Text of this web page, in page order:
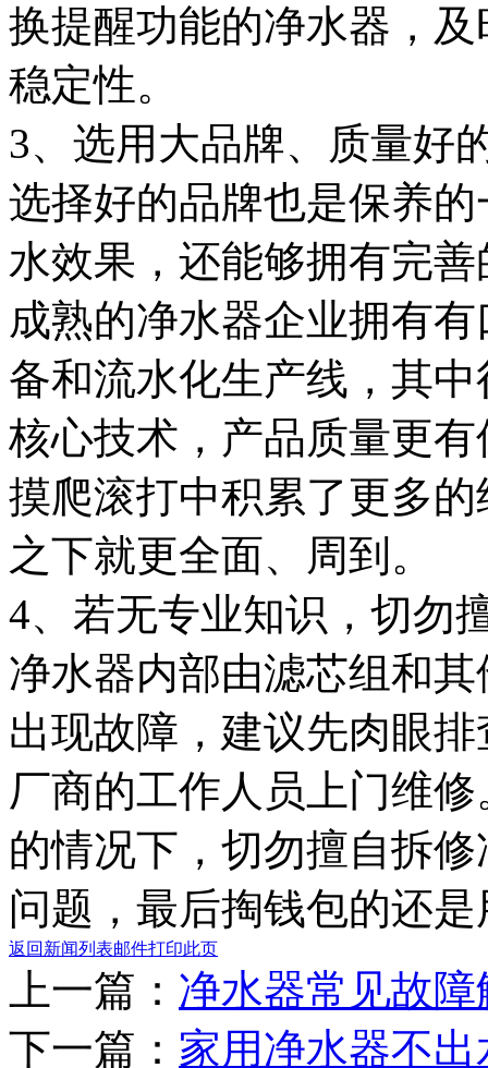
换提醒功能的净水器，
稳定性。
3、选用大品牌、质量好
选择好的品牌也是保养
水效果，还能够拥有完
成熟的净水器企业拥有
备和流水化生产线，其
核心技术，产品质量更
摸爬滚打中积累了更多
之下就更全面、周到。
4、若无专业知识，切勿
净水器内部由滤芯组和
出现故障，建议先肉眼
厂商的工作人员上门维
的情况下，切勿擅自拆
问题，最后掏钱包的还
返回新闻列表邮件打印此页
上一篇： 净水器常见故
下一篇： 家用净水器不